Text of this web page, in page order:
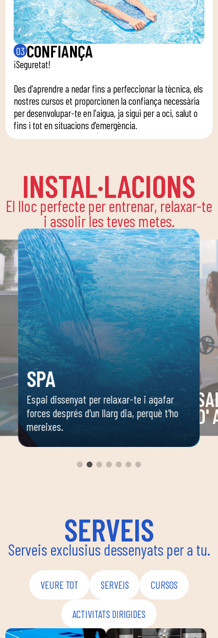
03 CONFIANÇA
¡Seguretat!
Des d'aprendre a nedar fins a perfeccionar la tècnica, els
nostres cursos et proporcionen la confiança necessària
per desenvolupar-te en l'aigua, ja sigui per a oci, salut o
fins i tot en situacions d'emergència.
INSTAL·LACIONS
El lloc perfecte per entrenar, relaxar-te
i assolir les teves metes.
SPA
Espai dissenyat per relaxar-te i agafar
forces després d'un llarg dia, perquè t'ho
mereixes.
D'
SERVEIS
Serveis exclusius dessenyats per a tu.
VEURE TOT SERVEIS CURSOS
ACTIVITATS DIRIGIDES